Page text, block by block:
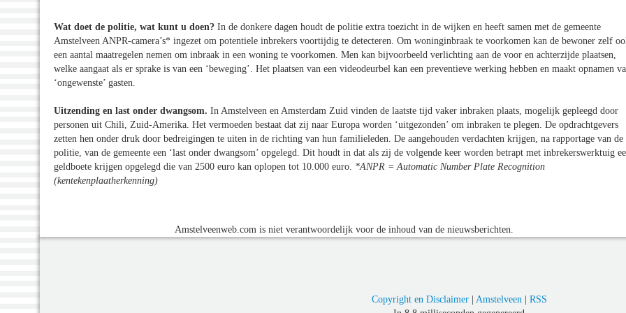
Wat doet de politie, wat kunt u doen? In de donkere dagen houdt de politie extra toezicht in de wijken en heeft samen met de gemeente
Amstelveen ANPR-camera’s* ingezet om potentiele inbrekers voortijdig te detecteren. Om woninginbraak te voorkomen kan de bewoner zelf
een aantal maatregelen nemen om inbraak in een woning te voorkomen. Men kan bijvoorbeeld verlichting aan de voor en achterzijde plaatsen,
welke aangaat als er sprake is van een ‘beweging’. Het plaatsen van een videodeurbel kan een preventieve werking hebben en maakt opnamen
‘ongewenste’ gasten.
Uitzending en last onder dwangsom. In Amstelveen en Amsterdam Zuid vinden de laatste tijd vaker inbraken plaats, mogelijk gepleegd door
personen uit Chili, Zuid-Amerika. Het vermoeden bestaat dat zij naar Europa worden ‘uitgezonden’ om inbraken te plegen. De opdrachtgevers
zetten hen onder druk door bedreigingen te uiten in de richting van hun familieleden. De aangehouden verdachten krijgen, na rapportage van de
politie, van de gemeente een ‘last onder dwangsom’ opgelegd. Dit houdt in dat als zij de volgende keer worden betrapt met inbrekerswerktuig
geldboete krijgen opgelegd die van 2500 euro kan oplopen tot 10.000 euro. *ANPR = Automatic Number Plate Recognition
(kentekenplaatherkenning)
Amstelveenweb.com is niet verantwoordelijk voor de inhoud van de nieuwsberichten.
Copyright en Disclaimer| Amstelveen | RSS